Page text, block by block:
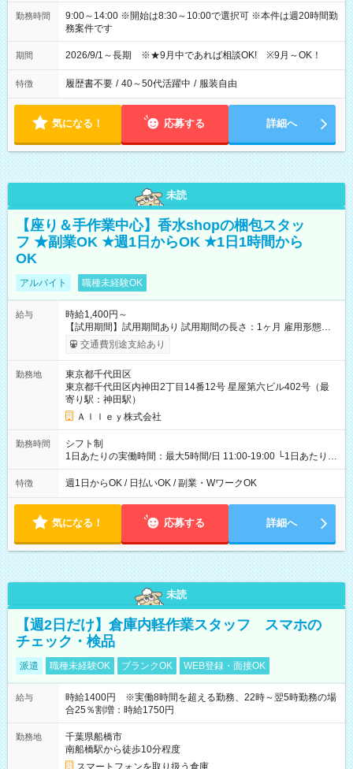
勤務時間
9:00～14:00 ※開始は8:30～10:00で選択可 ※本件は週20時間勤
務案件です
期間 2026/9/1～長期 ※★9月中であれば相談OK! ※9月～OK！
特徴 履歴書不要 / 40～50代活躍中 / 服装自由
気になる！ 応募する 詳細へ
未読
【座り＆手作業中心】香水shopの梱包スタッ
フ ★副業OK ★週1日からOK ★1日1時間から
OK
アルバイト 職種未経験OK
給与
時給1,400円～
【試用期間】試用期間あり 試用期間の長さ：1ヶ月 雇用形態、
給与は本採用時と同じです。
交通費別途支給あり
勤務地
東京都千代田区
東京都千代田区内神田2丁目14番12号 星屋第六ビル402号（最
寄り駅：神田駅）
Ａｌｌｅｙ株式会社
勤務時間
シフト制
1日あたりの実働時間：最大5時間/日 11:00-19:00 └1日あたりの
実働時間：1-5時間 └上記の時間帯内であれば、いつでも勤務可
能！ └平日・土曜日の中で、お好きな曜日でご勤務いただけま
18:00 などのように、自由な働き方が可能なお仕事です！
特徴 週1日からOK / 日払いOK / 副業・WワークOK
気になる！ 応募する 詳細へ
未読
【週2日だけ】倉庫内軽作業スタッフ スマホの
チェック・検品
派遣 職種未経験OK ブランクOK WEB登録・面接OK
給与
時給1400円 ※実働8時間を超える勤務、22時～翌5時勤務の場
合25％割増：時給1750円
勤務地
千葉県船橋市
南船橋駅から徒歩10分程度
スマートフォンを取り扱う倉庫